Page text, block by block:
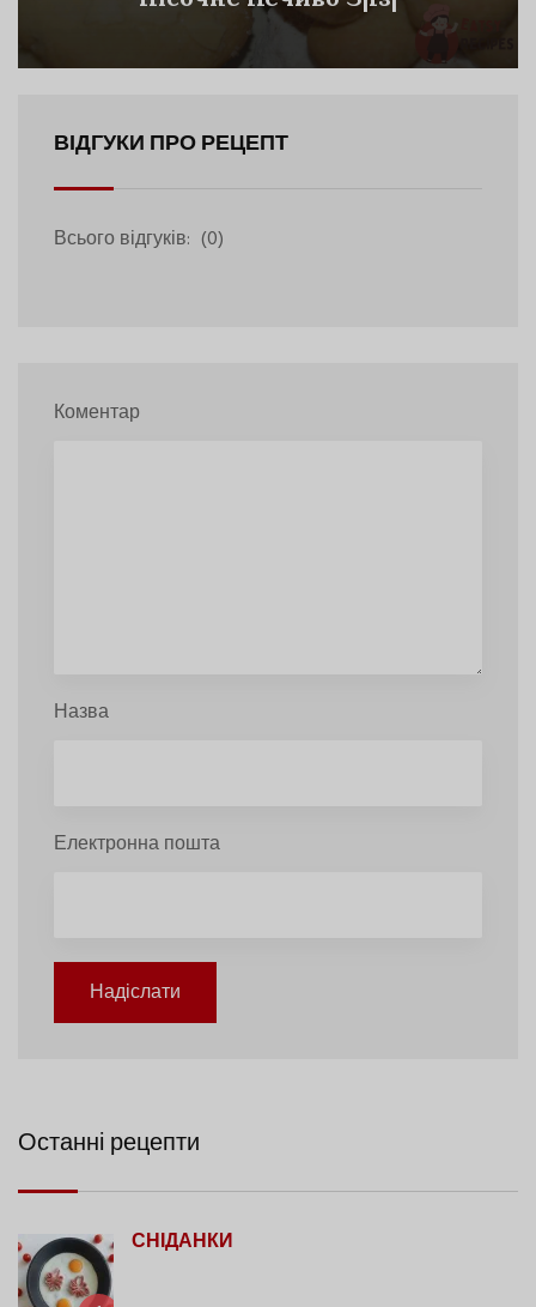
ВІДГУКИ ПРО РЕЦЕПТ
Всього відгуків: (0)
Коментар
Назва
Електронна пошта
Надіслати
Останні рецепти
СНІДАНКИ